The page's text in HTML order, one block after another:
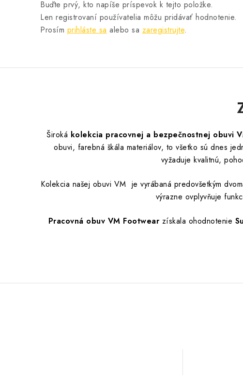
Buďte prvý, kto napíše príspevok k tejto položke.
Len registrovaní používatelia môžu pridávať hodnotenie.
Prosím prihláste sa alebo sa zaregistrujte.
Široká kolekcia pracovnej a bezpečnostnej obuvi
obuvi, farebná škála materiálov, to všetko sú dnes
vyžaduje kvalitnú,
Kolekcia našej obuvi VM je vyrábaná predovšetkým
výrazne ovplyvňuje
Pracovná obuv VM Footwear získala ohodnotenie